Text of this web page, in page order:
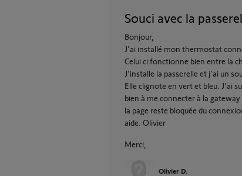
Souci avec la
Bonjour,
J'ai installé mon thermostat
Celui ci fonctionne bien entre la
J'installe la passerelle et j'ai un
Elle clignote en vert et bleu. J'ai
bien à me connecter à la
la page reste bloquée du
aide. Olivier
Merci,
Olivier D.